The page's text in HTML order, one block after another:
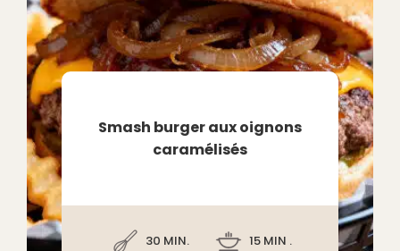
Smash burger aux oignons
caramélisés
30 MIN. 15 MIN .